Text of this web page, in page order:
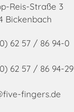
Reis-Straße 3
Bickenbach
62 57 / 86 94-0
62 57 / 86 94-29
fingers.de